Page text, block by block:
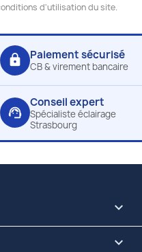
d'utilisation du site.
lock Paiement sécurisé
CB & virement bancaire
support_agent
Conseil expert
Spécialiste éclairage
Strasbourg

